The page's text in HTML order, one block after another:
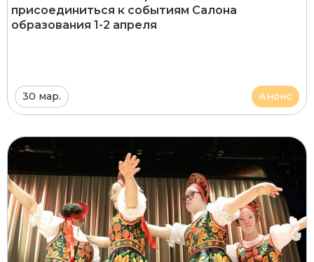
присоединиться к событиям Салона
образования 1-2 апреля
30 мар. Анонс